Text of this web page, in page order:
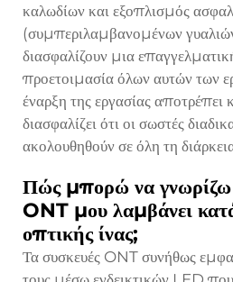
καλωδίων και εξοπλισμός
(συμπεριλαμβανομένων
διασφαλίζουν μια
προετοιμασία όλων αυτών των
έναρξη της εργασίας αποτρέπει
διασφαλίζει ότι οι σωστές
ακολουθηθούν σε όλη τη
Πώς μπορώ να γνωρίζω
ONT μου λαμβάνει
οπτικής ίνας;
Τα συσκευές ONT συνήθως